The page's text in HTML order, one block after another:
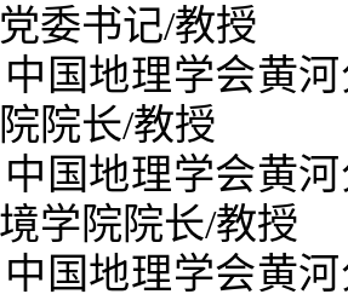
委书记/教授
国地理学会黄
院长/教授
国地理学会黄
学院院长/教授
国地理学会黄